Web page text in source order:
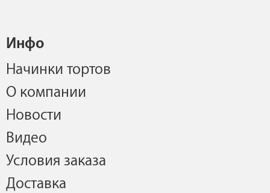
Инфо
Начинки тортов
О компании
Новости
Видео
Условия заказа
Доставка